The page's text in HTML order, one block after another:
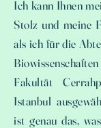
Ich kann Ihnen
Stolz und meine
als ich für die
Fakultät
Istanbul
ist genau das,